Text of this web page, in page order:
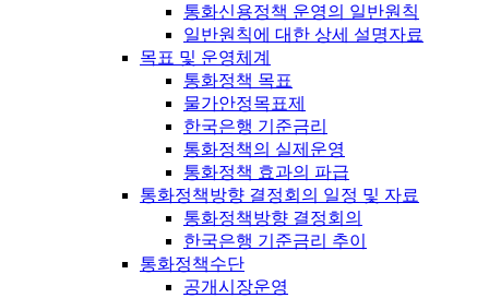
통화신용정책 운영의 일반원칙
일반원칙에 대한 상세 설명자료
목표 및 운영체계
통화정책 목표
물가안정목표제
한국은행 기준금리
통화정책의 실제운영
통화정책 효과의 파급
통화정책방향 결정회의 일정 및 자료
통화정책방향 결정회의
한국은행 기준금리 추이
통화정책수단
공개시장운영